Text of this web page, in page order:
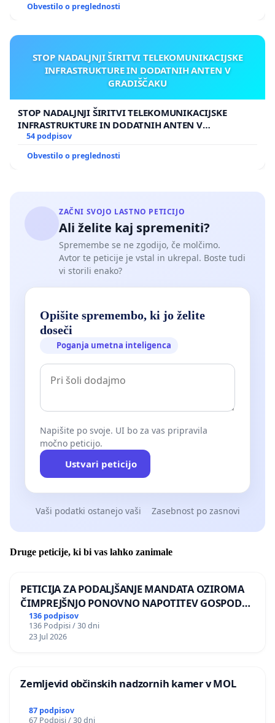
Obvestilo o preglednosti
STOP NADALJNJI ŠIRITVI TELEKOMUNIKACIJSKE
INFRASTRUKTURE IN DODATNIH ANTEN V
GRADIŠČAKU
STOP NADALJNJI ŠIRITVI TELEKOMUNIKACIJSKE
INFRASTRUKTURE IN DODATNIH ANTEN V
GRADIŠČAKU
54 podpisov
Obvestilo o preglednosti
ZAČNI SVOJO LASTNO PETICIJO
Ali želite kaj spremeniti?
Spremembe se ne zgodijo, če molčimo.
Avtor te peticije je vstal in ukrepal. Boste tudi
vi storili enako?
Opišite spremembo, ki jo želite
doseči
Poganja umetna inteligenca
Napišite po svoje. UI bo za vas pripravila
močno peticijo.
Ustvari peticijo
Vaši podatki ostanejo vaši Zasebnost po zasnovi
Druge peticije, ki bi vas lahko zanimale
PETICIJA ZA PODALJŠANJE MANDATA OZIROMA
ČIMPREJŠNJO PONOVNO NAPOTITEV GOSPODA
BERNARDA ŠRAJNERJA NA VELEPOSLANIŠTVO
REPUBLIKE SLOVENIJE V MOSKVI
136 podpisov
136 Podpisi / 30 dni
23 Jul 2026
Zemljevid občinskih nadzornih kamer v MOL
87 podpisov
67 Podpisi / 30 dni